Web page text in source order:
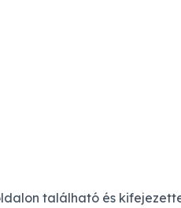
található és